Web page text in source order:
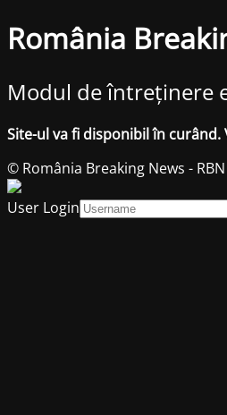
România
Modul de întreținere
Site-ul va fi disponibil în
© România Breaking News -
User Login